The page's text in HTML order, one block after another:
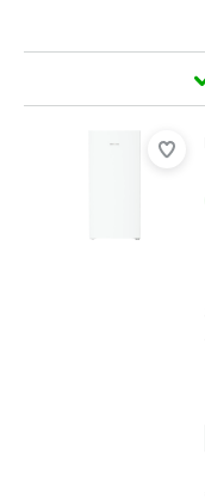
La note est de 9,7 sur
s'ouvre dans un nouvel